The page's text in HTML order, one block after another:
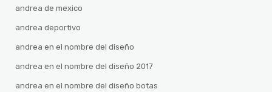
andrea de mexico
andrea deportivo
andrea en el nombre del diseño
andrea en el nombre del diseño 2017
andrea en el nombre del diseño botas